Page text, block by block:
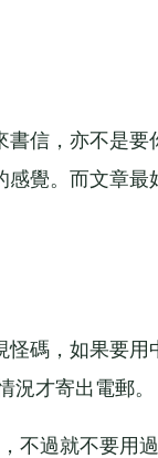
信，亦不是要
覺。而文章最
碼，如果要用
才寄出電郵。
過就不要用